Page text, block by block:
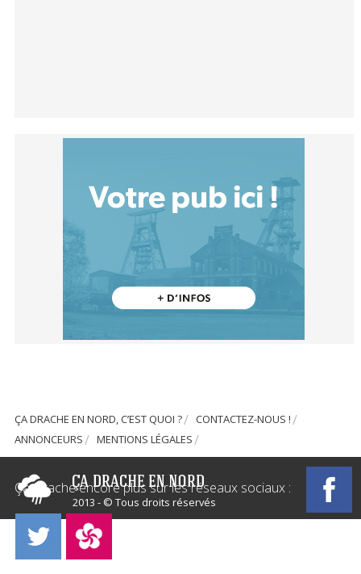
ÇA DRACHE EN NORD, C’EST QUOI ?
CONTACTEZ-NOUS !
ANNONCEURS
MENTIONS LÉGALES
2013 - © Tous droits réservés
Ça Drache encore plus sur les réseaux sociaux :